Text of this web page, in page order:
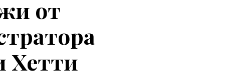
от
Хетти